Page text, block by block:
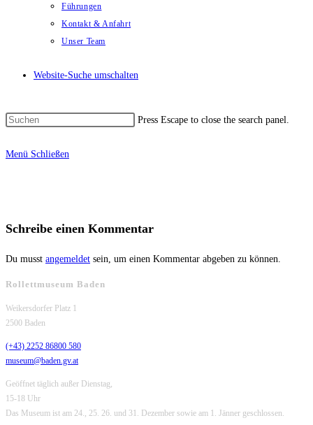
Führungen
Kontakt & Anfahrt
Unser Team
Website-Suche umschalten
Press Escape to close the search panel.
Menü Schließen
Schreibe einen Kommentar
Du musst angemeldet sein, um einen Kommentar abgeben zu können.
Rollettmuseum Baden
Weikersdorfer Platz 1
2500 Baden
(+43) 2252 86800 580
museum@baden.gv.at
Geöffnet täglich außer Dienstag,
15-18 Uhr
Das Museum ist am 24., 25. 26. und 31. Dezember sowie am 1. Jänner geschlossen.